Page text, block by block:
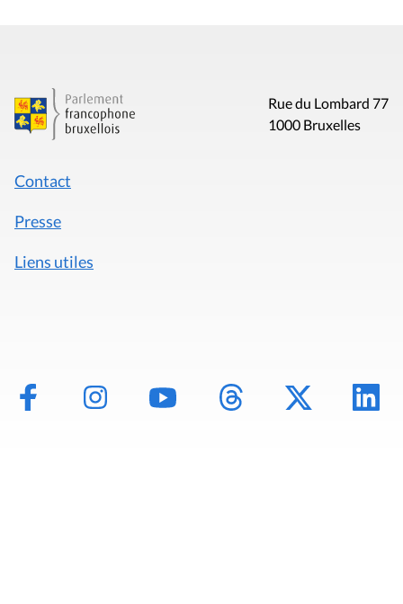
Rue du Lombard 77
1000 Bruxelles
Contact
Presse
Liens utiles